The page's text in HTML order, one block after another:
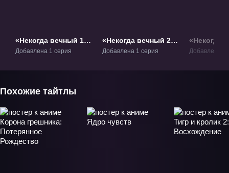
«Некогда вечный 1:
Мимолётные
Добавлена 1 серия
«Некогда вечный 2:
Орхидея в танце
Добавлена 1 серия
«Некогда
Общие
Добавлена 1
Похожие тайтлы